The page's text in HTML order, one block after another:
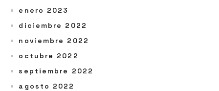
enero 2023
diciembre 2022
noviembre 2022
octubre 2022
septiembre 2022
agosto 2022